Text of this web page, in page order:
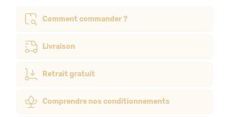
Comment commander ?
Livraison
Retrait gratuit
Comprendre nos conditionnements